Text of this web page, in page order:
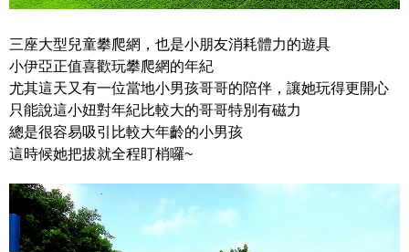
三座大型兒童攀爬網，也是小朋友消耗體力的遊具
小伊亞正值喜歡玩攀爬網的年紀
尤其這天又有一位當地小男孩哥哥的陪伴，讓她玩得更開心
只能說這小妞對年紀比較大的哥哥特別有磁力
總是很容易吸引比較大年齡的小男孩
這時候她把拔就全程盯梢囉~